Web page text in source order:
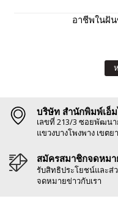
อาชีพในฝั
บริษัท สำนักพิมพ์เอ็
เลขที่ 213/3 ซอยพัฒนา
แขวงบางโพงพาง เขตย
สมัครสมาชิกจดหมา
รับสิทธิประโยชน์และส่
จดหมายข่าวกับเรา